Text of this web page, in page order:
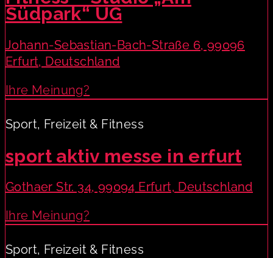
Südpark“ UG
Johann-Sebastian-Bach-Straße 6, 99096
Erfurt, Deutschland
Ihre Meinung?
Sport, Freizeit & Fitness
sport aktiv messe in erfurt
Gothaer Str. 34, 99094 Erfurt, Deutschland
Ihre Meinung?
Sport, Freizeit & Fitness